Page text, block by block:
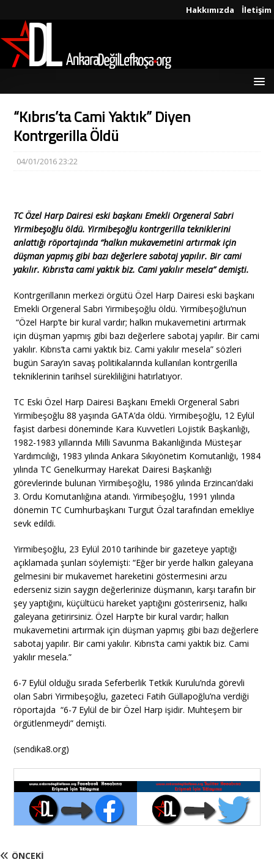
Hakkımızda İletişim
“Kıbrıs’ta Cami Yaktık” Diyen
Kontrgerilla Öldü
04/01/2016 23:22
TC Özel Harp Dairesi eski başkanı Emekli Orgeneral Sabri
Yirmibeşoğlu öldü. Yirmibeşoğlu kontrgerilla tekniklerini
anlattığı röportajında “halkın mukavemetini artırmak için
düşman yapmış gibi bazı değerlere sabotaj yapılır. Bir cami
yakılır. Kıbrıs’ta cami yaktık biz. Cami yakılır mesela” demişti.
Kontrgerillanın merkezi örgütü Özel Harp Dairesi eski başkanı
Emekli Orgeneral Sabri Yirmibeşoğlu öldü. Yirmibeşoğlu’nun
“Özel Harp’te bir kural vardır; halkın mukavemetini artırmak
için düşman yapmış gibi bazı değerlere sabotaj yapılır. Bir cami
yakılır. Kıbrıs’ta cami yaktık biz. Cami yakılır mesela” sözleri
bugün Saray’ın savaş politikalarında kullanılan kontrgerilla
tekniklerinin tarihsel sürekliliğini hatırlatıyor.
TC Eski Özel Harp Dairesi Başkanı Emekli Orgeneral Sabri
Yirmibeşoğlu 88 yaşında GATA’da öldü. Yirmibeşoğlu, 12 Eylül
faşist darbesi döneminde Kara Kuvvetleri Lojistik Başkanlığı,
1982-1983 yıllarında Milli Savunma Bakanlığında Müsteşar
Yardımcılığı, 1983 yılında Ankara Sıkıyönetim Komutanlığı, 1984
yılında TC Genelkurmay Harekat Dairesi Başkanlığı
görevlerinde bulunan Yirmibeşoğlu, 1986 yılında Erzincan’daki
3. Ordu Komutanlığına atandı. Yirmibeşoğlu, 1991 yılında
dönemin TC Cumhurbaşkanı Turgut Özal tarafından emekliye
sevk edildi.
Yirmibeşoğlu, 23 Eylül 2010 tarihinde bir gazeteye yaptığı
açıklamada şunları söylemişti: “Eğer bir yerde halkın galeyana
gelmesini bir mukavemet hareketini göstermesini arzu
ederseniz sizin saygın değerlerinize düşmanın, karşı tarafın bir
şey yaptığını, küçültücü hareket yaptığını gösterirseniz, halkı
galeyana getirirsiniz. Özel Harp’te bir kural vardır; halkın
mukavemetini artırmak için düşman yapmış gibi bazı değerlere
sabotaj yapılır. Bir cami yakılır. Kıbrıs’ta cami yaktık biz. Cami
yakılır mesela.”
6-7 Eylül olduğu sırada Seferberlik Tetkik Kurulu’nda görevli
olan Sabri Yirmibeşoğlu, gazeteci Fatih Güllapoğlu’na verdiği
röportajda “6-7 Eylül de bir Özel Harp işidir. Muhteşem bir
örgütlenmeydi” demişti.
(sendika8.org)
ÖNCEKI